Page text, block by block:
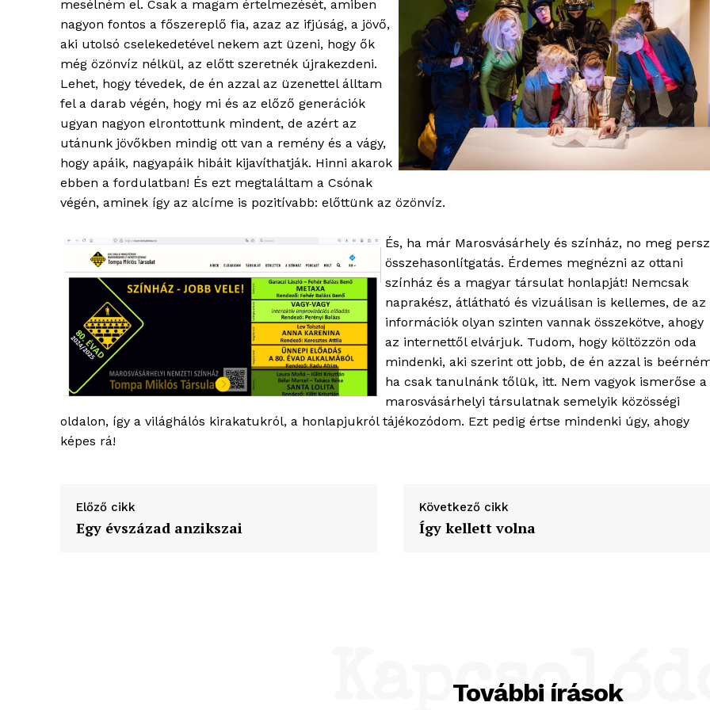
mesélném el. Csak a magam értelmezését, amiben
nagyon fontos a főszereplő fia, azaz az ifjúság, a jövő,
aki utolsó cselekedetével nekem azt üzeni, hogy ők
még özönvíz nélkül, az előtt szeretnék újrakezdeni.
Lehet, hogy tévedek, de én azzal az üzenettel álltam
fel a darab végén, hogy mi és az előző generációk
ugyan nagyon elrontottunk mindent, de azért az
utánunk jövőkben mindig ott van a remény és a vágy,
hogy apáik, nagyapáik hibáit kijavíthatják. Hinni akarok
ebben a fordulatban! És ezt megtaláltam a Csónak
végén, aminek így az alcíme is pozitívabb: előttünk az özönvíz.
És, ha már Marosvásárhely és színház, no meg
összehasonlítgatás. Érdemes megnézni az ottani
színház és a magyar társulat honlapját! Nemcsak
naprakész, átlátható és vizuálisan is kellemes, de az
információk olyan szinten vannak összekötve, ahogy
az internettől elvárjuk. Tudom, hogy költözzön oda
mindenki, aki szerint ott jobb, de én azzal is
ha csak tanulnánk tőlük, itt. Nem vagyok ismerőse a
marosvásárhelyi társulatnak semelyik közösségi
oldalon, így a világhálós kirakatukról, a honlapjukról tájékozódom. Ezt pedig értse mindenki úgy, ahogy
képes rá!
Előző cikk
Egy évszázad anzikszai
Következő cikk
Így kellett volna
További írások